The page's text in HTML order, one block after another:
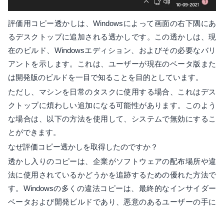
評価用コピー透かしは、Windowsによって画面の右下隅にあ
るデスクトップに追加される透かしです。この透かしは、現
在のビルド、Windowsエディション、およびその必要なバリ
アントを示します。これは、ユーザーが現在のベータ版また
は開発版のビルドを一目で知ることを目的としています。
ただし、マシンを日常のタスクに使用する場合、これはデス
クトップに煩わしい追加になる可能性があります。このよう
な場合は、以下の方法を使用して、システムで無効にするこ
とができます。
なぜ評価コピー透かしを取得したのですか？
透かし入りのコピーは、企業がソフトウェアの配布場所や違
法に使用されているかどうかを追跡するための優れた方法で
す。Windowsの多くの違法コピーは、最終的なインサイダー
ベータおよび開発ビルドであり、悪意のあるユーザーの手に